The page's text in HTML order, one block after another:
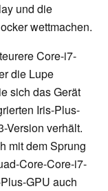
und die
wettmachen.
Core-i7-
die Lupe
sich das Gerät
Iris-Plus-
Version verhält.
mit dem Sprung
Core-Core-i7-
GPU auch